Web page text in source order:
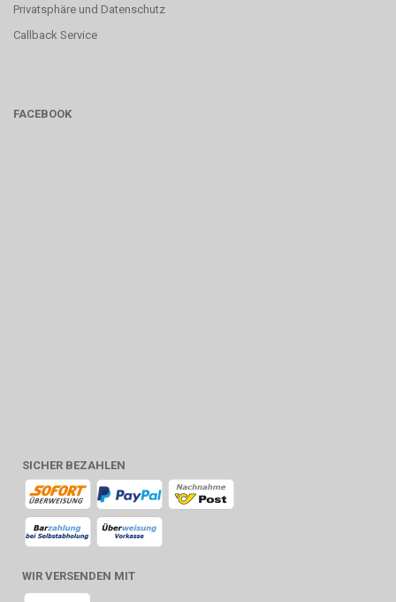
Privatsphäre und Datenschutz
Callback Service
FACEBOOK
SICHER BEZAHLEN
WIR VERSENDEN MIT